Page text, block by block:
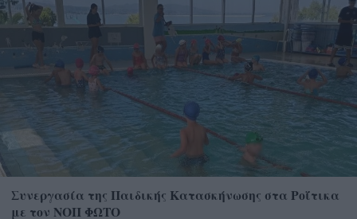
Συνεργασία της Παιδικής Κατασκήνωσης στα Ροΐτικα
με τον ΝΟΠ ΦΩΤΟ